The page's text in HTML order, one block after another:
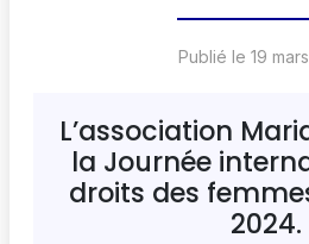
Publié le 19
L’association
la Journée
droits des
2024.